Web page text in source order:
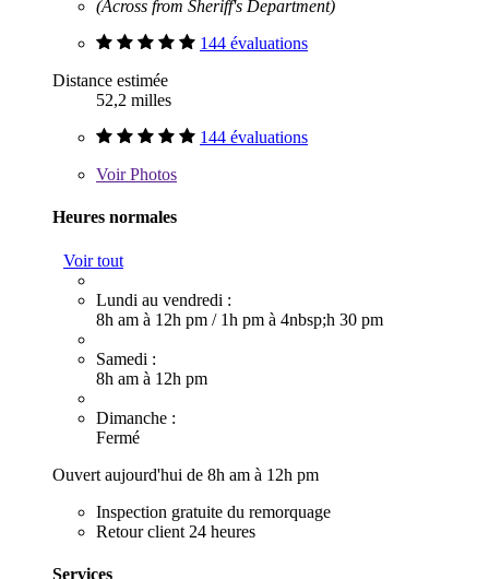
(Across from Sheriff's Department)
144 évaluations
Distance estimée
52,2 milles
144 évaluations
VoirPhotos
Heures normales
Voir tout
Lundi au vendredi :
8h am à 12h pm / 1h pm à 4nbsp;h 30 pm
Samedi :
8h am à 12h pm
Dimanche :
Fermé
Ouvert aujourd'hui de 8h am à 12h pm
Inspection gratuite du remorquage
Retour client 24 heures
Services